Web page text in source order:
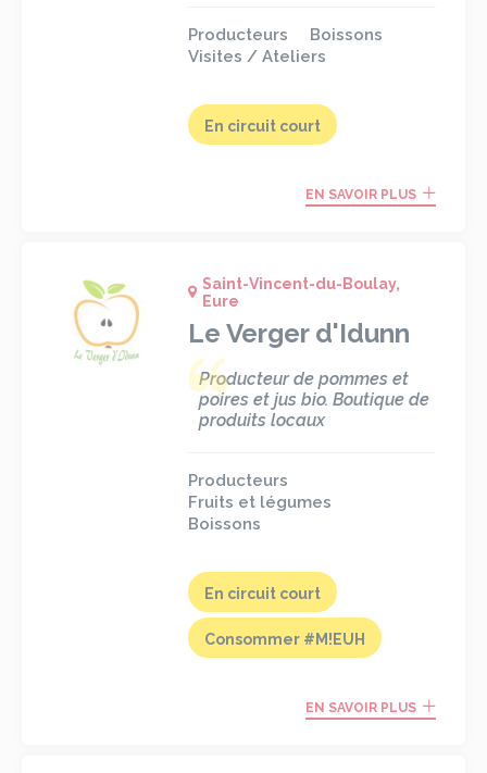
Producteurs
Boissons
Visites / Ateliers
En circuit court
EN SAVOIR PLUS
Saint-Vincent-du-Boulay,
Eure
Le Verger d'Idunn
Producteur de pommes et
poires et jus bio. Boutique de
produits locaux
Producteurs
Fruits et légumes
Boissons
En circuit court
Consommer #M!EUH
EN SAVOIR PLUS